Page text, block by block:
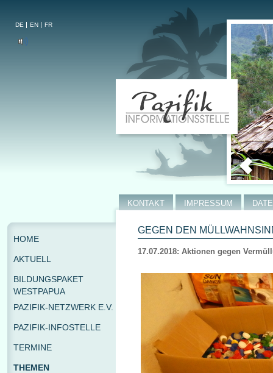
DE EN FR
GEGEN DEN
17.07.2018: Aktionen gegen
KONTAKT IMPRESSUM
HOME
AKTUELL
BILDUNGSPAKET
WESTPAPUA
PAZIFIK-NETZWERK E.V.
PAZIFIK-INFOSTELLE
TERMINE
THEMEN